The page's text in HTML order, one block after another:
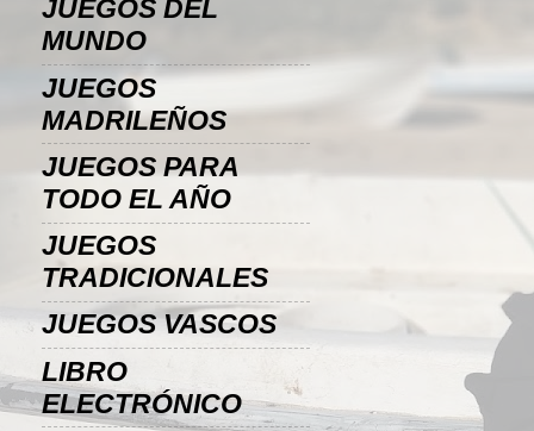
JUEGOS DEL
MUNDO
JUEGOS
MADRILEÑOS
JUEGOS PARA
TODO EL AÑO
JUEGOS
TRADICIONALES
JUEGOS VASCOS
LIBRO
ELECTRÓNICO